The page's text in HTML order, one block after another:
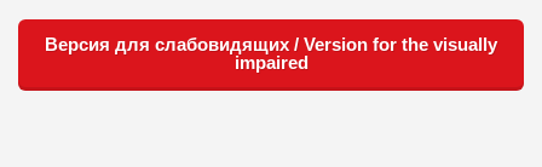
Версия для слабовидящих / Version for the visually
impaired